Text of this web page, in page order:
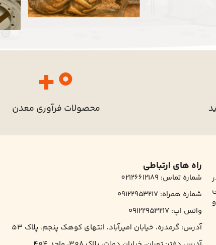
محصولات فرآوری معدن
0
+
راه های ارتباطی
شماره تماس: 02126612189
شماره همراه: ۰۹۱۲۲۹۵۳۲۱۷
واتس اپ: ۰۹۱۲۲۹۵۳۲۱۷
آدرس: گرمدره، خیابان امیرآباد، انتهای کوهک پنجم، پلاک 53